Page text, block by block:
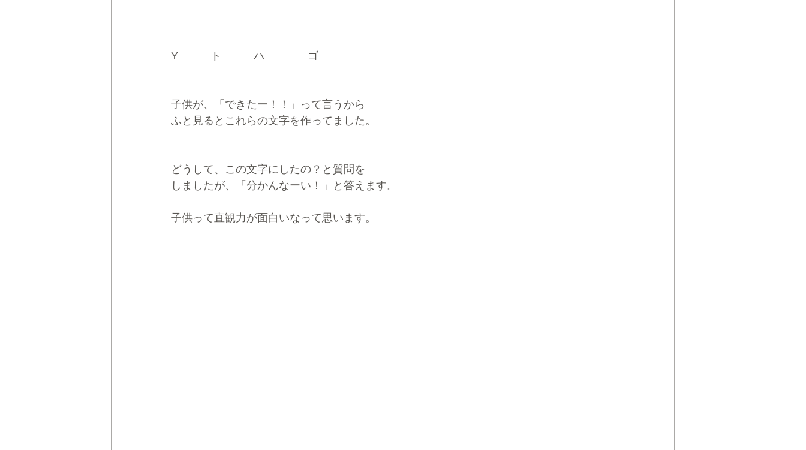
Y　　　ト　　　ハ　　　　ゴ
子供が、「できたー！！」って言うから
ふと見るとこれらの文字を作ってました。
どうして、この文字にしたの？と質問を
しましたが、「分かんなーい！」と答えます。
子供って直観力が面白いなって思います。